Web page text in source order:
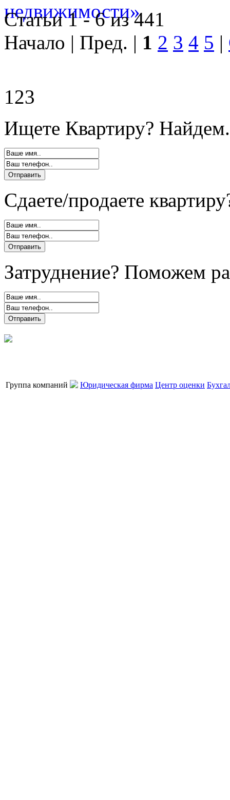
Статьи 1 - 6 из 441
Начало | Пред. | 1 2 3 4 5 |
123
Ищете Квартиру?
Сдаете/продаете
Затруднение? Поможем
Группа компаний Юридическая фирма Центр оценки